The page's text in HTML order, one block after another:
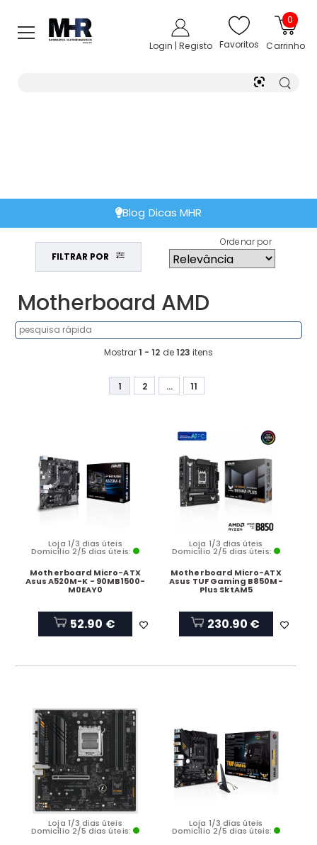
Login | Registo Favoritos
0
Carrinho
Blog Dicas MHR
FILTRAR POR
Ordenar por
Motherboard AMD
Mostrar1 - 12 de123 itens
1 2 ... 11
Loja 1/3 dias úteis
Domicílio 2/5 dias úteis:
Motherboard Micro-ATX
Asus A520M-K - 90MB1500-
M0EAY0
52.90 €
Loja 1/3 dias úteis
Domicílio 2/5 dias úteis:
Motherboard Micro-ATX
Asus TUF Gaming B850M-
Plus SktAM5
230.90 €
Loja 1/3 dias úteis
Domicílio 2/5 dias úteis:
Loja 1/3 dias úteis
Domicílio 2/5 dias úteis: